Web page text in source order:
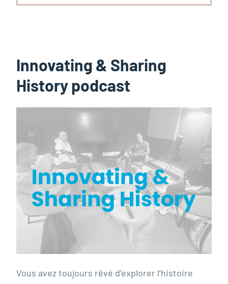
Innovating & Sharing
History podcast
Vous avez toujours rêvé d’explorer l’histoire